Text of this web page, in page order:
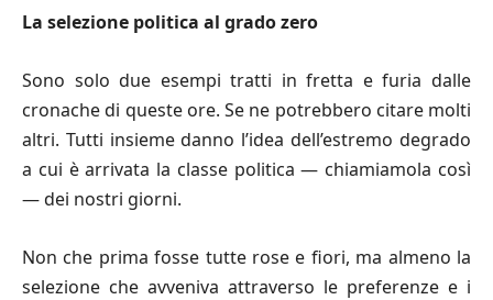
La selezione politica al grado zero
Sono solo due esempi tratti in fretta e furia dalle
cronache di queste ore. Se ne potrebbero citare molti
altri. Tutti insieme danno l’idea dell’estremo degrado
a cui è arrivata la classe politica — chiamiamola così
— dei nostri giorni.
Non che prima fosse tutte rose e fiori, ma almeno la
selezione che avveniva attraverso le preferenze e i